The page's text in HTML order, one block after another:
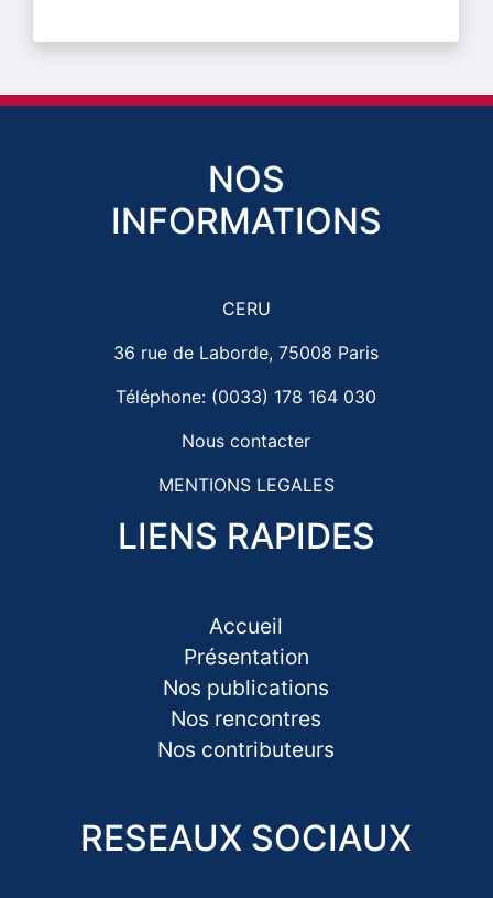
NOS
INFORMATIONS
CERU
36 rue de Laborde, 75008 Paris
Téléphone: (0033) 178 164 030
Nous contacter
MENTIONS LEGALES
LIENS RAPIDES
Accueil
Présentation
Nos publications
Nos rencontres
Nos contributeurs
RESEAUX SOCIAUX